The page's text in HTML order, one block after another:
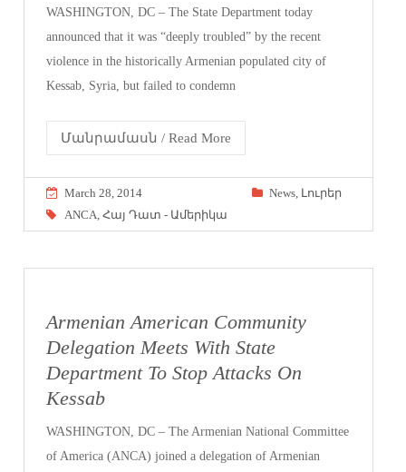
WASHINGTON, DC – The State Department today
announced that it was “deeply troubled” by the recent
violence in the historically Armenian populated city of
Kessab, Syria, but failed to condemn
Մանրամասն / Read More
March 28, 2014 News, Լուրեր
ANCA ,Հայ Դատ - Ամերիկա
Armenian American Community
Delegation Meets With State
Department To Stop Attacks On
Kessab
WASHINGTON, DC – The Armenian National Committee
of America (ANCA) joined a delegation of Armenian